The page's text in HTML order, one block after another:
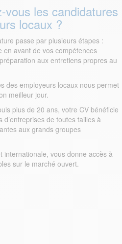
vous les candidatures
locaux ?
passe par plusieurs étapes :
en avant de vos compétences
aux entretiens propres au
des employeurs locaux nous permet
meilleur jour.
plus de 20 ans, votre CV bénéficie
d’entreprises de toutes tailles à
aux grands groupes
internationale, vous donne accès à
sur le marché ouvert.